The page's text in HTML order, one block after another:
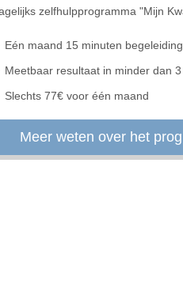
zelfhulpprogramma "Mijn
Eén maand 15 minuten
Meetbaar resultaat in minder dan
Slechts 77€ voor één maand
Meer weten over het